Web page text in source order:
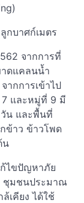
กบาศก์เมตร
จากการที่
ดแคลนน้ำ
ากการเข้าไป
และหมู่ที่ 9 มี
น และพื้นที่
ข้าว ข้าวโพด
น
ก้ไขปัญหาภัย
ชุมชนประมาณ
เคียง ได้ใช้